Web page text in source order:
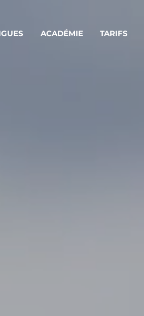
ACADÉMIE TARIFS